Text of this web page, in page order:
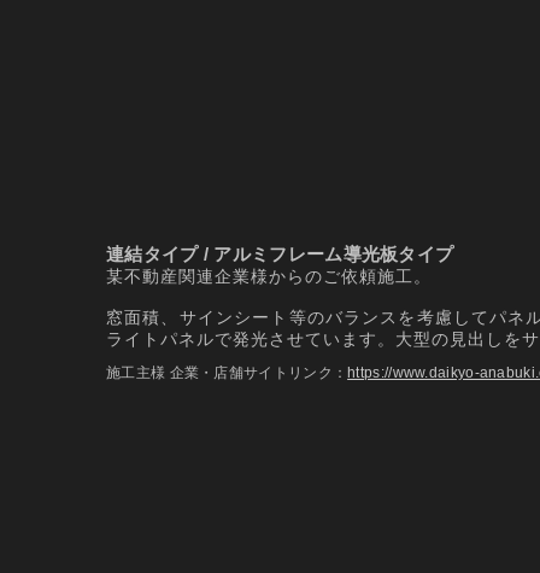
連結タイプ / アルミフレーム導光板タイプ
某不動産関連企業様からのご依頼施工。
窓面積、サインシート等のバランスを考慮してパ
ライトパネルで発光させています。大型の見出しを
施工主様 企業・店舗サイトリンク： https://www.daikyo-